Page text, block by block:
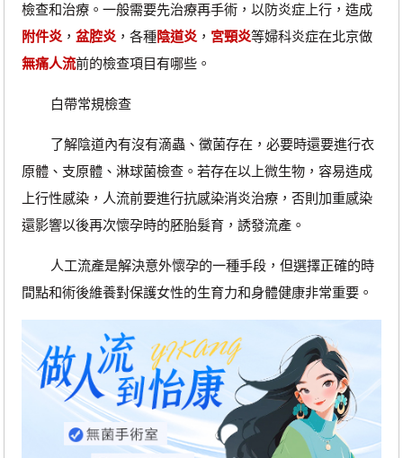
檢查和治療。一般需要先治療再手術，以防炎症上行，造成
附件炎， 盆腔炎，各種陰道炎， 宮頸炎等婦科炎症在北京做
無痛人流前的檢查項目有哪些。
白帶常規檢查
了解陰道內有沒有滴蟲、黴菌存在，必要時還要進行衣
原體、支原體、淋球菌檢查。若存在以上微生物，容易造成
上行性感染，人流前要進行抗感染消炎治療，否則加重感染
還影響以後再次懷孕時的胚胎髮育，誘發流產。
人工流產是解決意外懷孕的一種手段，但選擇正確的時
間點和術後維養對保護女性的生育力和身體健康非常重要。